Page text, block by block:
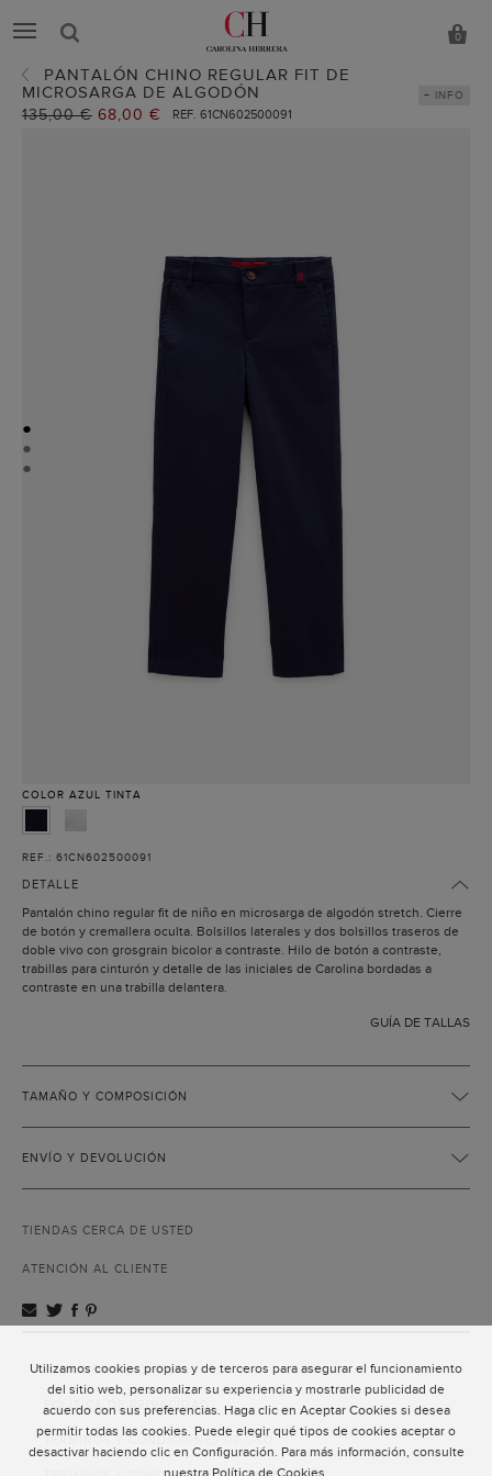
Utilizamos cookies propias y de terceros para asegurar el funcionamiento
del sitio web, personalizar su experiencia y mostrarle publicidad de
acuerdo con sus preferencias. Haga clic en Aceptar Cookies si desea
permitir todas las cookies. Puede elegir qué tipos de cookies aceptar o
desactivar haciendo clic en Configuración. Para más información, consulte
nuestra Política de Cookies
0
PANTALÓN CHINO REGULAR FIT DE
MICROSARGA DE ALGODÓN
Precio
135,00 € Precio
68,00 € REF. 61CN602500091
+ INFO
●
●
●
COLOR AZUL TINTA
REF.: 61CN602500091
DETALLE
Pantalón chino regular fit de niño en microsarga de algodón stretch. Cierre
de botón y cremallera oculta. Bolsillos laterales y dos bolsillos traseros de
doble vivo con grosgrain bicolor a contraste. Hilo de botón a contraste,
trabillas para cinturón y detalle de las iniciales de Carolina bordadas a
contraste en una trabilla delantera.
GUÍA DE TALLAS
TAMAÑO Y COMPOSICIÓN
ENVÍO Y DEVOLUCIÓN
TIENDAS CERCA DE USTED
ATENCIÓN AL CLIENTE
ATENCIÓN AL CLIENTE
POLÍTICA DE PRIVACIDAD
TÉRMINOS Y CONDICIONES DE USO